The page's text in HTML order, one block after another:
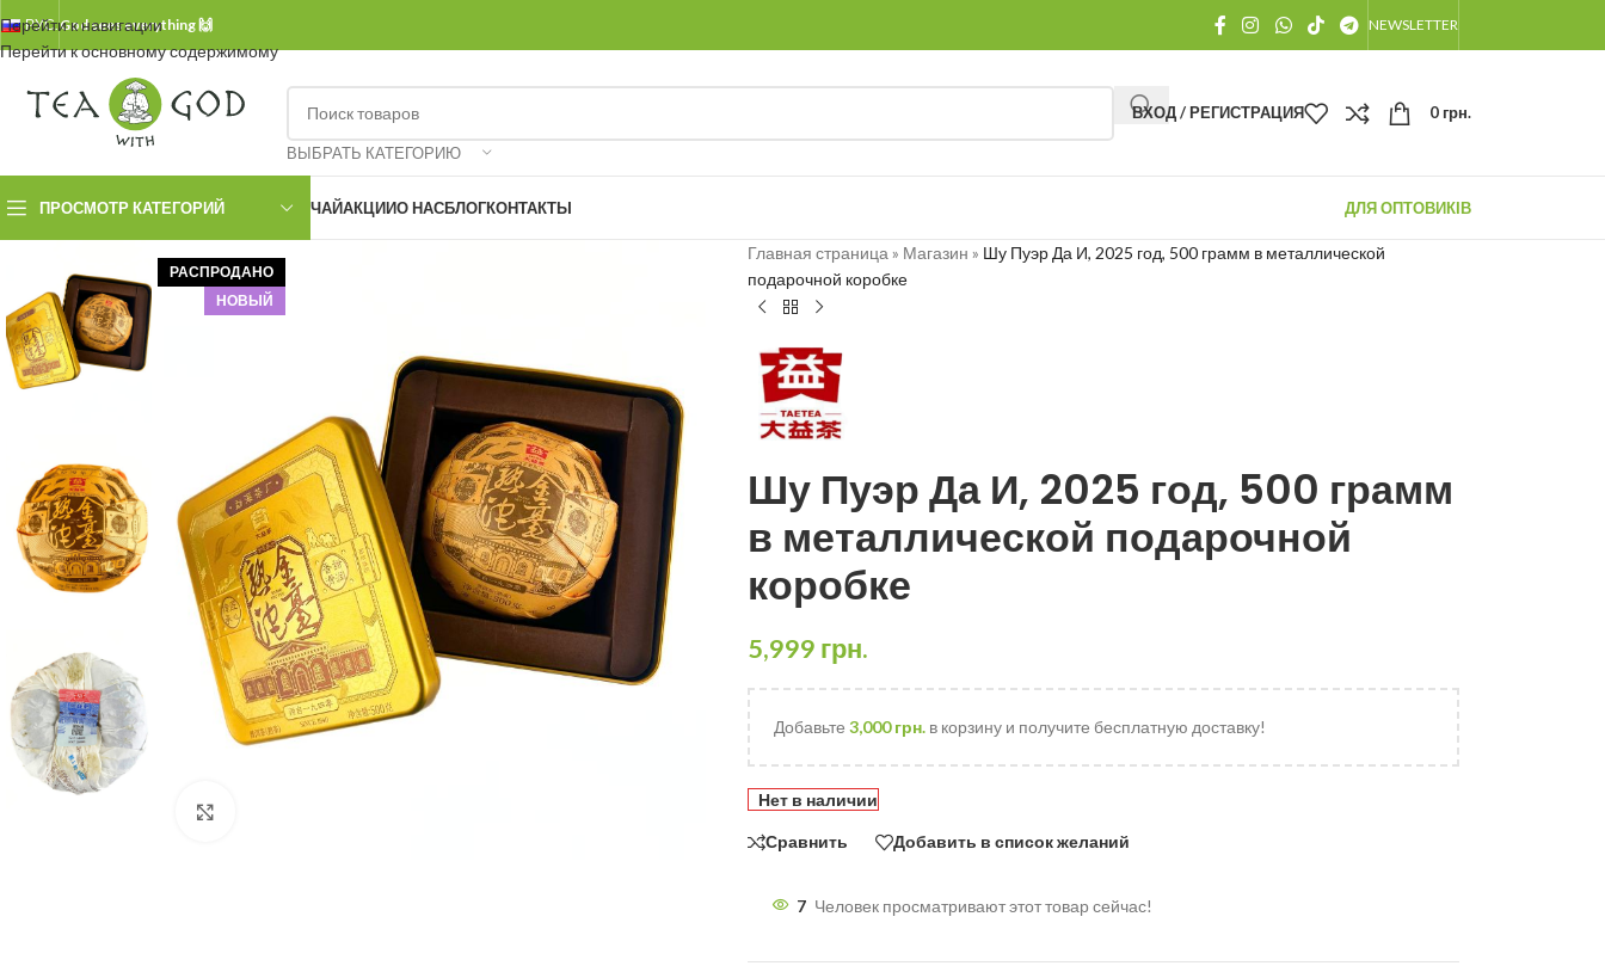
Перейти к навигации
Перейти к основному содержимому
РУС.God sees everything 🙌 NEWSLETTER
ВЫБРАТЬ КАТЕГОРИЮ
ВХОД / РЕГИСТРАЦИЯ 0 грн.
ПРОСМОТР КАТЕГОРИЙ ЧАЙАКЦИИО НАСБЛОГКОНТАКТЫ ДЛЯ ОПТОВИКІВ
РАСПРОДАНО
НОВЫЙ
Главная страница » Магазин » Шу Пуэр Да И, 2025 год, 500 грамм в металлической
подарочной коробке
Шу Пуэр Да И, 2025 год, 500 грамм
в металлической подарочной
коробке
5,999 грн.
Добавьте 3,000грн.в корзину и получите бесплатную доставку!
Нет в наличии
Сравнить Добавить в список желаний
7 Человек просматривают этот товар сейчас!